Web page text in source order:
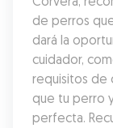
de perros
dará la
cuidador,
requisitos de
que tu perro
perfecta.